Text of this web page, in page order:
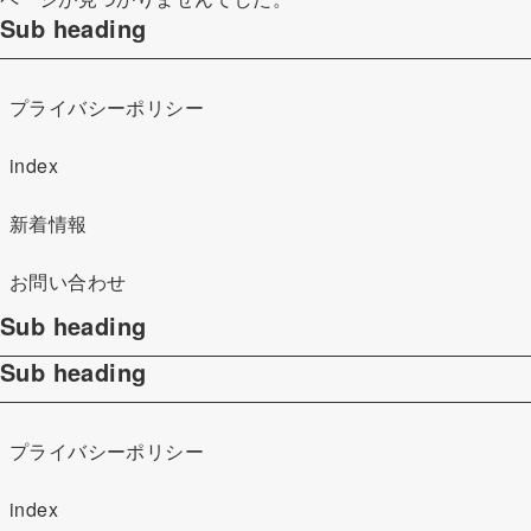
Sub heading
プライバシーポリシー
index
新着情報
お問い合わせ
Sub heading
Sub heading
プライバシーポリシー
index